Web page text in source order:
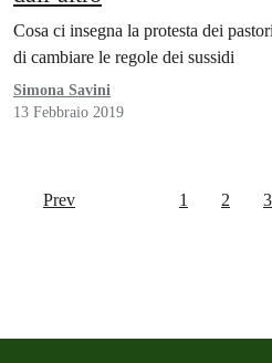
Cosa ci insegna la protesta dei
di cambiare le regole dei sussidi
Simona Savini
13 Febbraio 2019
Prev 1 2 3